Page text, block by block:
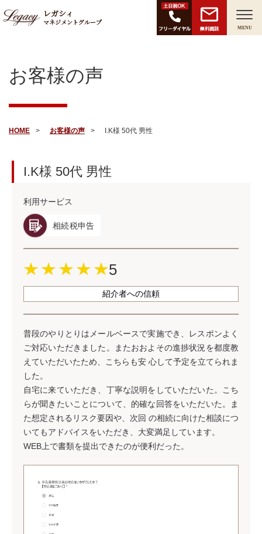
レガシィ
マネジメントグループ
無料面談 MENU
お客様の声
HOME お客様の声 I.K様 50代 男性
I.K様 50代 男性
利用サービス
相続税申告
5
紹介者への信頼
普段のやりとりはメールベースで実施でき、レスポンよく
ご対応いただきました。またおおよその進捗状況を都度教
えていただいたため、こちらも安 ⼼して予定を⽴てられま
した。
⾃宅に来ていただき、丁寧な説明をしていただいた。こち
らが聞きたいことについて、的確な回答をいただいた。ま
た想定されるリスク要因や、次回 の相続に向けた相談につ
いてもアドバイスをいただき、⼤変満⾜しています。
WEB上で書類を提出できたのが便利だった。